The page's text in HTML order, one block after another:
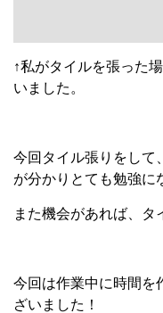
↑私がタイルを張った
いました。
今回タイル張りをして
が分かりとても勉強に
また機会があれば、タ
今回は作業中に時間を
ざいました！